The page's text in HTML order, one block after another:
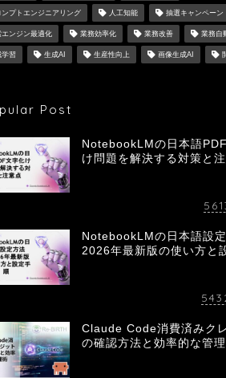
ンプトエンジニアリング 人工知能 抽選キャンペーン
エンジン最適化 業務効率化 業務改善 業務自
学習 生成AI 生産性向上 画像生成AI
Post
NotebookLMの日本語
け問題を解決する対策と
NotebookLMの日本語設定
2026年最新版の使い方と
Claude Code消費済みク
の確認方法と効率的な管